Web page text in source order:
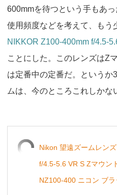
600mmを待つという手もあ
使用頻度などを考えて、もう
NIKKOR Z100-400mm f/4.5-
ことにした。このレンズはZ
は定番中の定番だ。というか
ムは、今のところこれしかな
Nikon 望遠ズームレン
f/4.5-5.6 VR S Zマウン
NZ100-400 ニコン ブラ